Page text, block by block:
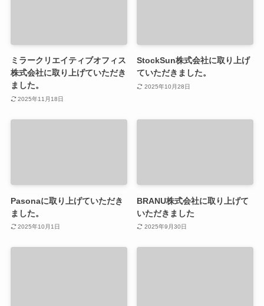
ミラークリエイティブオフィス
株式会社に取り上げていただき
ました。
2025年11月18日
StockSun株式会社に取り上げ
ていただきました。
2025年10月28日
Pasonaに取り上げていただき
ました。
2025年10月1日
BRANU株式会社に取り上げて
いただきました
2025年9月30日